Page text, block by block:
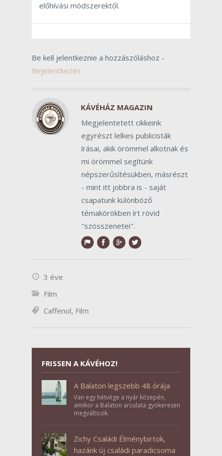
előhívási módszerektől.
Be kell jelentkeznie a hozzászóláshoz -
Bejelentkezés
KÁVÉHÁZ MAGAZIN
Megjelentetett cikkeink
egyrészt lelkes publicisták
írásai, akik örömmel alkotnak és
mi örömmel segítünk
népszerűsítésükben, másrészt
- mint itt jobbra is - saját
csapatunk különböző
témakörökben írt rövid
"szösszenetei".
3 éve
Film
Caffenol, Film
FRISSEN A KÁVÉHOZ!
A Balaton legszebb 48 órája
Van egy hétvége a nyár közepén,
amikor a Balaton arculata gyökeresen
megváltozik.
Zichy Családi Élménybirtok,
hazánk új családi paradicsoma